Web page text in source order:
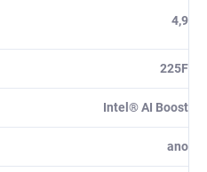
4,9
225F
Intel® AI Boost
ano